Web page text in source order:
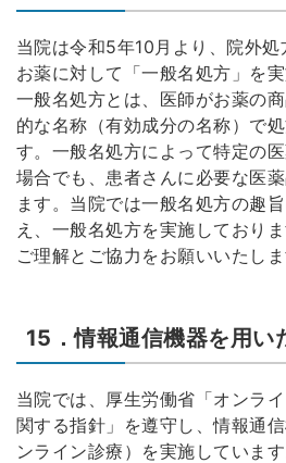
当院は令和5年10月より、院外
お薬に対して「一般名処方」を実
一般名処方とは、医師がお薬の
的な名称（有効成分の名称）で
す。一般名処方によって特定の
場合でも、患者さんに必要な医
ます。当院では一般名処方の趣
え、一般名処方を実施しておりま
ご理解とご協力をお願いいたしま
15．情報通信機器を用い
当院では、厚生労働省「オンラ
関する指針」を遵守し、情報通
ンライン診療）を実施しています